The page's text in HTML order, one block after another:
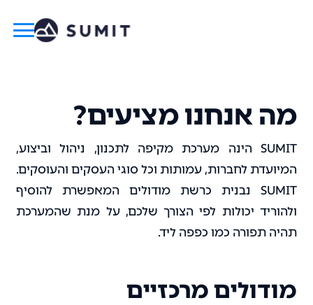
מה אנחנו מציעים?
SUMIT הינה מערכת מקיפה לתכנון, ניהול וביצוע,
המיועדת לחברות, עמותות וכל סוגי העסקים והעוסקים.
SUMIT נבנית כרשת מודולים המאפשרת להוסיף
ולהוריד יכולות לפי הצורך שלכם, על מנת שהמערכת
תהיה תפורה כמו כפפה ליד.
מודולים מרכזיים